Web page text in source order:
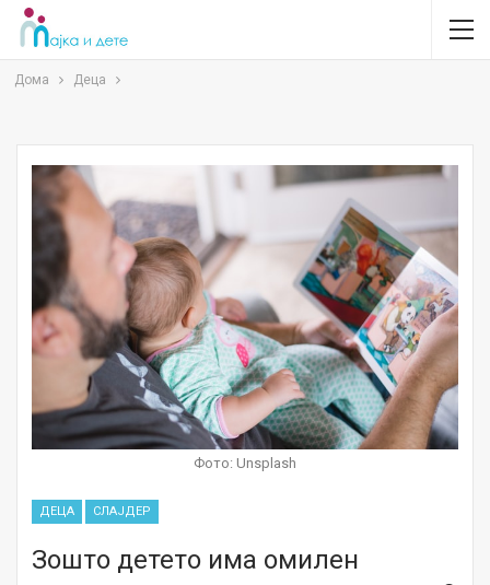
Дома Деца
Фото: Unsplash
ДЕЦА СЛАЈДЕР
Зошто детето има омилен